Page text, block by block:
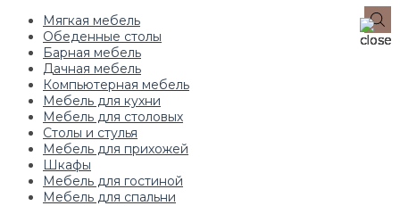
Мягкая мебель
Обеденные столы
Барная мебель
Дачная мебель
Компьютерная мебель
Мебель для кухни
Мебель для столовых
Столы и стулья
Мебель для прихожей
Шкафы
Мебель для гостиной
Мебель для спальни